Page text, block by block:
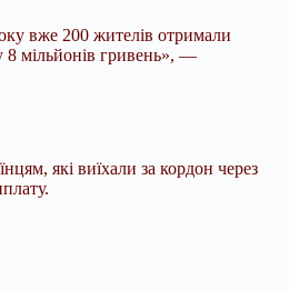
вже 200 жителів отримали
8 мільйонів гривень», —
які виїхали за кордон через